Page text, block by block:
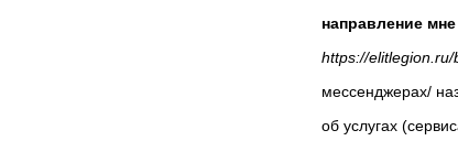
направление мне
https://
мессенджерах/
об услугах